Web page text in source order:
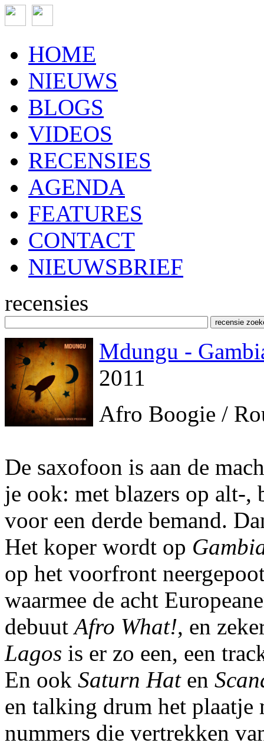
HOME
NIEUWS
BLOGS
VIDEOS
RECENSIES
AGENDA
FEATURES
CONTACT
NIEUWSBRIEF
recensies
Mdungu -
2011
Afro Boogie /
De saxofoon is aan de
je ook: met blazers op alt-,
voor een derde bemand.
Het koper wordt op
op het voorfront
waarmee de acht
debuutAfro What!, en
Lagos is er zo een, een
En ook Saturn Hat en
en talking drum het
nummers die vertrekken